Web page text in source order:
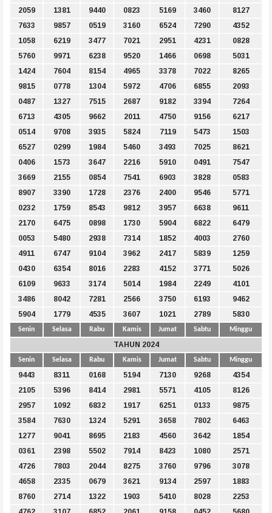
2059
1381 9440 0823 5169 3460
8127
7633
9857 0519 3160 6524 7290
4352
1058
6219 3477 7021 2951 4231
0828
5760
9971 6238 9520 1466 0698
5031
1424
7604 8154 4965 3378 7022
8265
9815
0778 1304 5972 4706 6855
2093
0487
1327 7515 2687 9182 3394
7264
6713
4305 9662 2011 4750 9156
6217
0514
9708 3935 5824 7119 5473
1503
6527
0299 1984 5460 3493 7025
8621
0406
1573 3647 2216 5910 0491
7547
3669
2155 0854 7541 6903 3828
0583
8907
3390 1728 2376 2400 9546
5771
0232
1759 8543 9812 3957 6638
9611
2170
6475 0898 1730 5904 6822
6479
0053
5480 2938 7314 1852 4003
2760
4911
6747 9104 3962 2417 5839
1259
0430
6354 8016 2283 4152 3771
5026
6109
9633 3174 5014 1984 2249
4101
3486
8042 7281 2566 3750 6193
9462
5904
1779 4535 3607 1021 2789 5830
Senin Selasa Rabu Kamis Jumat Sabtu Minggu
TAHUN 2024
Senin Selasa Rabu Kamis Jumat Sabtu Minggu
9443 8311 0168 5194 7130 9268
4354
2105
5396 8414 2981 5571 4105
8126
2957
1092 6832 1917 6251 0133
9875
3584
7630 1324 5291 3658 7802
6463
1277
9041 8695 2183 4560 3642
1854
0361
2398 5502 7914 8423 1080
2571
4726
7803 2044 8275 3760 9796
3078
4658
2335 0679 3621 9134 2597
1883
8760
2714 1322 1903 5410 8028
2253